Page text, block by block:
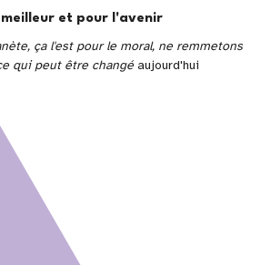
meilleur et pour l'avenir
ça l'est pour le moral, ne remmetons
qui peut être changéaujourd'hui